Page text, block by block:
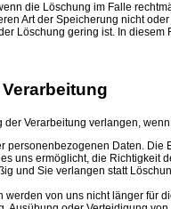
die Löschung im Falle
Art der Speicherung nicht
Löschung gering ist. In diesem
Verarbeitung verlangen,
personenbezogenen Daten. Die
uns ermöglicht, die Richtigkeit
und Sie verlangen statt
von uns nicht länger für